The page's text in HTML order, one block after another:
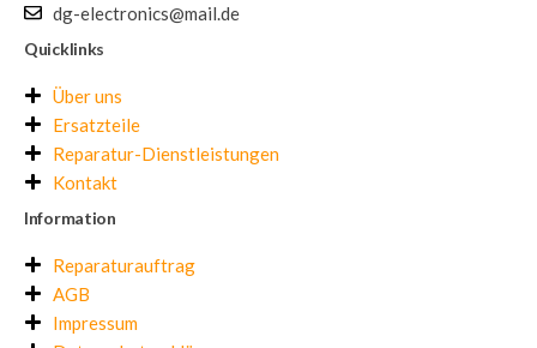
dg-electronics@mail.de
Quicklinks
Über uns
Ersatzteile
Reparatur-Dienstleistungen
Kontakt
Information
Reparaturauftrag
AGB
Impressum